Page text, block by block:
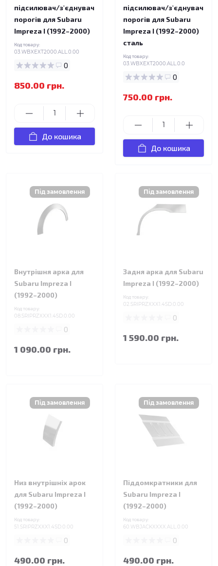
підсилювач/з'єднувач
порогів для Subaru
Impreza I (1992–2000)
Код товару:
03.WBXEXT2000.ALL.0.00
0
850.00 грн.
До кошика
підсилювач/з'єднувач
порогів для Subaru
Impreza I (1992–2000)
сталь
Код товару:
03.WBXEXT2000.ALL.0.0
0
750.00 грн.
До кошика
Внутрішня арка для
Subaru Impreza I
(1992–2000)
Код товару:
08.SRIPRZXXX1.4SD.0.00
0
1 090.00 грн.
Задня арка для Subaru
Impreza I (1992–2000)
Код товару:
02.SRIPRZXXX1.4SD.0.00
0
1 590.00 грн.
Низ внутрішніх арок
для Subaru Impreza I
(1992–2000)
Код товару:
51.SRIPRZXXX1.4SD.0.00
0
490.00 грн.
Піддомкратники для
Subaru Impreza I
(1992–2000)
Код товару:
60.WBJACKXXXX.ALL.0.00
0
490.00 грн.